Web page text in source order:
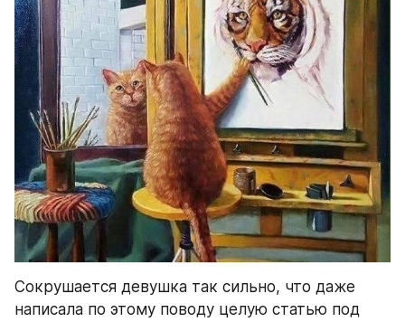
Сокрушается девушка так сильно, что даже
написала по этому поводу целую статью под